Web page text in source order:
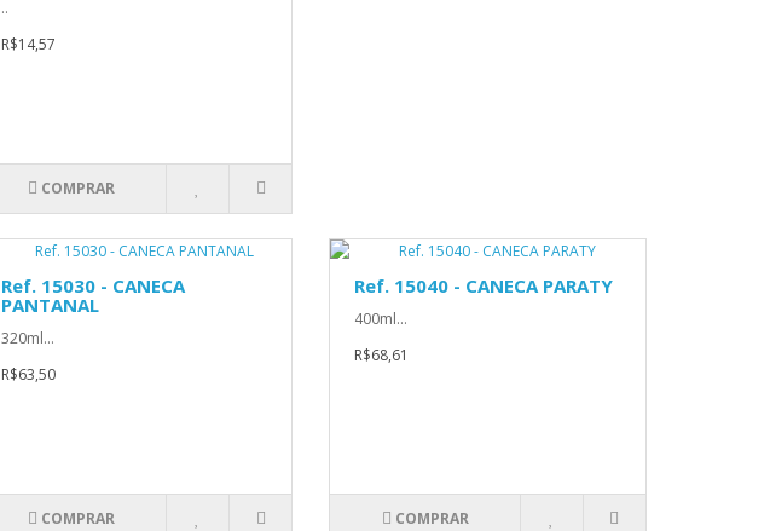
..
R$14,57
COMPRAR
Ref. 15030 - CANECA
PANTANAL
320ml...
R$63,50
COMPRAR
Ref. 15040 - CANECA PARATY
400ml...
R$68,61
COMPRAR